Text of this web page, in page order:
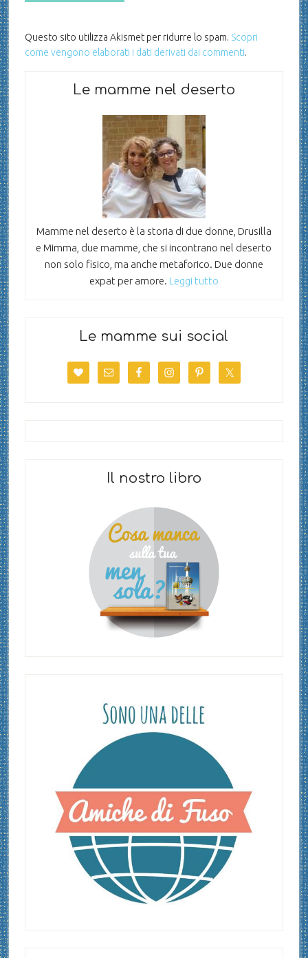
Questo sito utilizza Akismet per ridurre lo spam. Scopri
come vengono elaborati i dati derivati dai commenti.
Le mamme nel deserto
Mamme nel deserto è la storia di due donne, Drusilla
e Mimma, due mamme, che si incontrano nel deserto
non solo fisico, ma anche metaforico. Due donne
expat per amore. Leggi tutto
Le mamme sui social
Il nostro libro